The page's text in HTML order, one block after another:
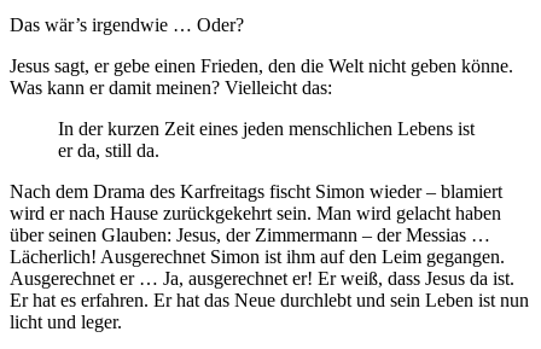
Das wär’s irgendwie … Oder?
Jesus sagt, er gebe einen Frieden, den die Welt nicht geben könne.
Was kann er damit meinen? Vielleicht das:
In der kurzen Zeit eines jeden menschlichen Lebens ist
er da, still da.
Nach dem Drama des Karfreitags fischt Simon wieder – blamiert
wird er nach Hause zurückgekehrt sein. Man wird gelacht haben
über seinen Glauben: Jesus, der Zimmermann – der Messias …
Lächerlich! Ausgerechnet Simon ist ihm auf den Leim gegangen.
Ausgerechnet er … Ja, ausgerechnet er! Er weiß, dass Jesus da ist.
Er hat es erfahren. Er hat das Neue durchlebt und sein Leben ist nun
licht und leger.